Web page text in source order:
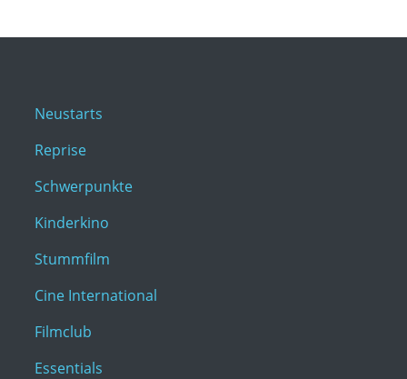
Neustarts
Reprise
Schwerpunkte
Kinderkino
Stummfilm
Cine International
Filmclub
Essentials